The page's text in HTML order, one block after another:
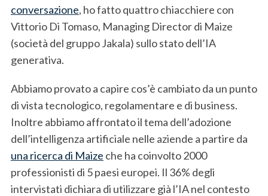
conversazione, ho fatto quattro chiacchiere con
Vittorio Di Tomaso, Managing Director di Maize
(società del gruppo Jakala) sullo stato dell’IA
generativa.
Abbiamo provato a capire cos’è cambiato da un punto
di vista tecnologico, regolamentare e di business.
Inoltre abbiamo affrontato il tema dell’adozione
dell’intelligenza artificiale nelle aziende a partire da
una ricerca di Maize che ha coinvolto 2000
professionisti di 5 paesi europei. Il 36% degli
intervistati dichiara di utilizzare già l’IA nel contesto